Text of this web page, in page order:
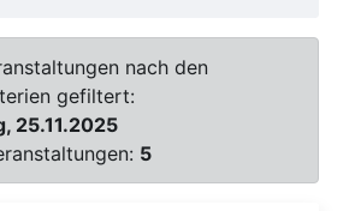
nach den
gefiltert:
25.11.2025
5